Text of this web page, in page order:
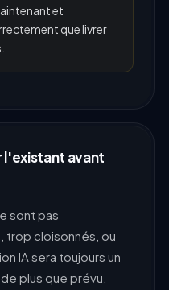
et
que livrer
l'existant avant
sont pas
trop cloisonnés, ou
IA sera toujours un
plus que prévu.